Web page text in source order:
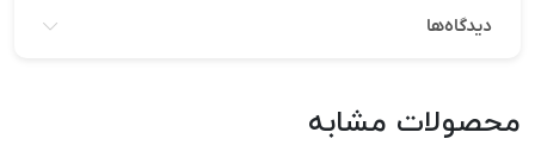
دیدگاه‌ها
محصولات مشابه